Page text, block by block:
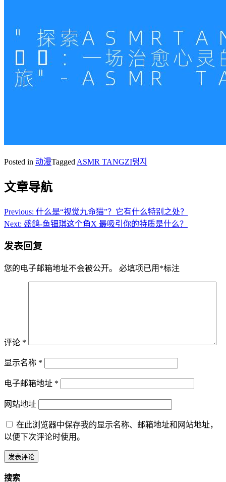
Posted in 动漫Tagged ASMR TANGZI탱지
文章导航
Previous: 什么是“视觉九命猫”？它有什么特别之处？
Next: 盛鸽-鱼钿琪这个角X 最吸引你的特质是什么？
发表回复
您的电子邮箱地址不会被公开。 必填项已用 *标注
评论 *
显示名称 *
电子邮箱地址 *
网站地址
在此浏览器中保存我的显示名称、邮箱地址和网站地址，
以便下次评论时使用。
搜索